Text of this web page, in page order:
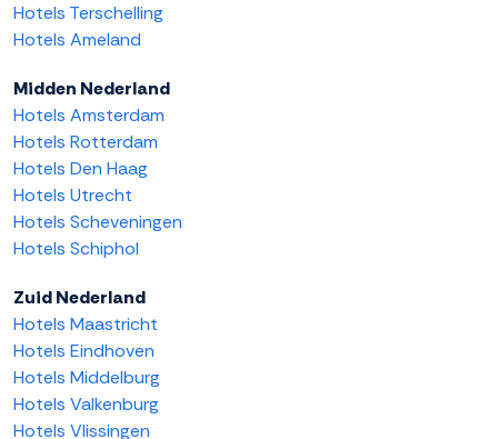
Hotels Terschelling
Hotels Ameland
Midden Nederland
Hotels Amsterdam
Hotels Rotterdam
Hotels Den Haag
Hotels Utrecht
Hotels Scheveningen
Hotels Schiphol
Zuid Nederland
Hotels Maastricht
Hotels Eindhoven
Hotels Middelburg
Hotels Valkenburg
Hotels Vlissingen